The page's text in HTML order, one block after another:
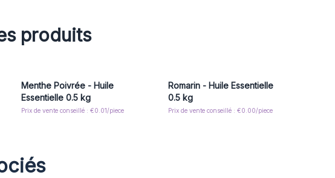
produits
Menthe Poivrée - Huile
Essentielle 0.5 kg
Prix de vente conseillé : €0.01/piece
Romarin - Huile Essentielle
0.5 kg
Prix de vente conseillé : €0.00/piece